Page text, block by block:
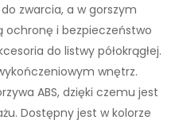
zwarcia, a w gorszym
ochronę i bezpieczeństwo
do listwy półokrągłej.
wnętrz.
ABS, dzięki czemu jest
Dostępny jest w kolorze